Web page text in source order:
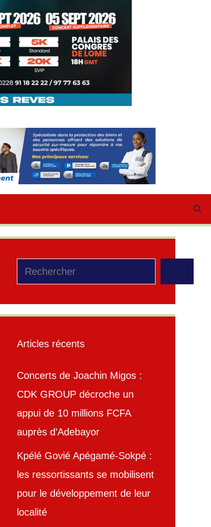
Rechercher
Articles récents
Concerts de Joachin Migos :
CDK GROUP décroche un
appui de 10 millions FCFA
auprès d’Adebayor
Kpélé Govié Apégamé-Sokpé :
les ressortissants se mobilisent
pour le développement de leur
localité